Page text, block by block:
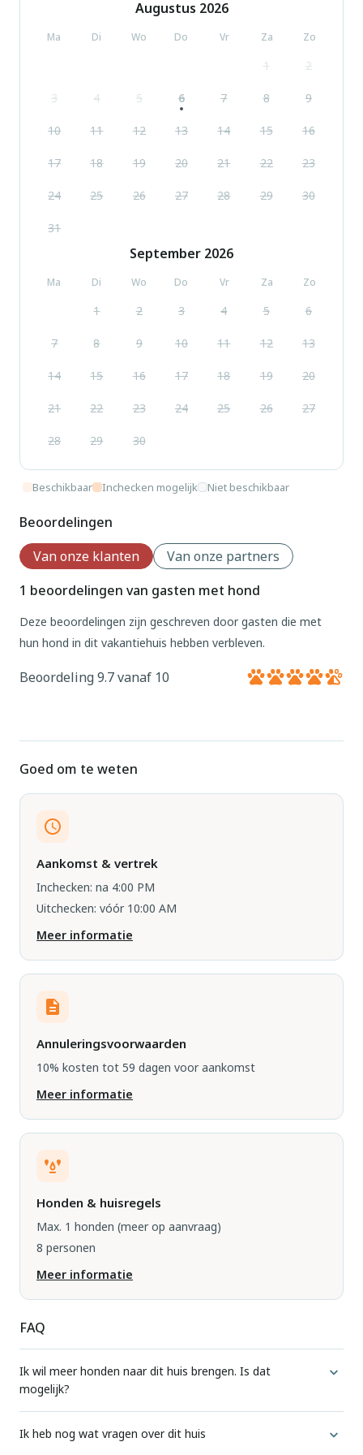
accepteert geen jeugdgroepen.
Augustus 2026
Ma Di Wo Do Vr Za Zo
1 2
3 4 5 6 7 8 9
10 11 12 13 14 15 16
17 18 19 20 21 22 23
24 25 26 27 28 29 30
31
September 2026
Ma Di Wo Do Vr Za Zo
1 2 3 4 5 6
7 8 9 10 11 12 13
14 15 16 17 18 19 20
21 22 23 24 25 26 27
28 29 30
Beschikbaar Inchecken mogelijk Niet beschikbaar
Beoordelingen
Van onze klanten
Van onze partners
1 beoordelingen van gasten met hond
Deze beoordelingen zijn geschreven door gasten die met
hun hond in dit vakantiehuis hebben verbleven.
Beoordeling 9.7 vanaf 10
Goed om te weten
Aankomst & vertrek
Inchecken: na 4:00 PM
Uitchecken: vóór 10:00 AM
Meer informatie
Annuleringsvoorwaarden
10% kosten tot 59 dagen voor aankomst
Meer informatie
Honden & huisregels
Max. 1 honden (meer op aanvraag)
8 personen
Meer informatie
FAQ
Ik wil meer honden naar dit huis brengen. Is dat
mogelijk?
Voor elke accommodatie geven we aan hoeveel honden
Ik heb nog wat vragen over dit huis